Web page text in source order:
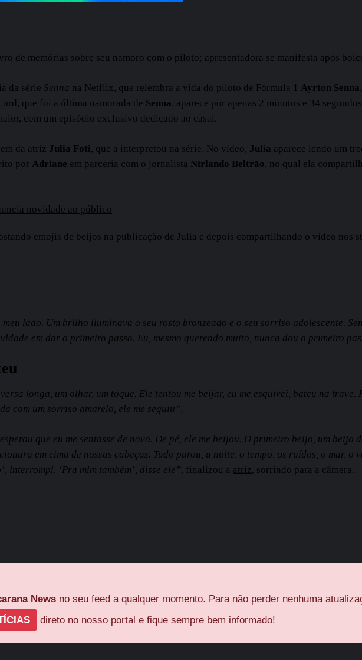
de memórias sobre seu namoro com o piloto; apresentadora se manifesta após
da série Senna na Netflix, que relembra a vida do piloto de Fórmula 1 Ayrton Senna
que foi a última namorada de Senna, aparece por apenas 2 minutos e 34
com um episódio exclusivo dedicado ao casal.
da atriz Julia Foti, que a interpretou na série. No vídeo, Julia aparece lendo um
por Adriane em parceria com o jornalista Nirlando Beltrão, no qual ela
novidade ao público
emojis de beijos na publicação de Julia e depois compartilhando o vídeo nos
meu lado. Um brilho iluminava o seu rosto bronzeado e o seu sorriso adolescente.
em dar o primeiro passo. Eu, mesmo querendo muito, nunca dou o primeiro
longa, um olhar, um toque. Ele tentou me beijar, eu me esquivei, bateu na trave.
com um sorriso amarelo, ele me seguiu”.
que eu me sentasse de novo. De pé, ele me beijou. O primeiro beijo, um beijo
em cima de nossas cabeças. Tudo parou, a noite, o tempo, os ruídos, o mar, o
interrompi. ‘Pra mim também’, disse ele”, finalizou a atriz, sorrindo para a câmera.
News no seu feed a qualquer momento. Para não perder nenhuma
direto no nosso portal e fique sempre bem informado!